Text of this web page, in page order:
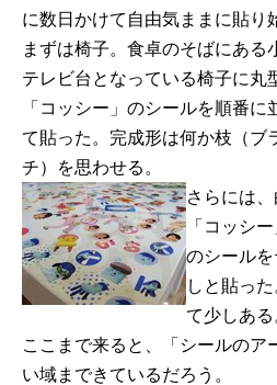
に数日かけて自由気ままに貼り
まずは椅子。食卓のそばにある
テレビ台となっている椅子に丸
「コッシー」のシールを順番に
て貼った。完成形は何か枝（ブ
チ）を思わせる。
さらには、
「コッシ
のシール
しと貼っ
て少しある
ここまで来ると、「シールのア
い域まできているだろう。